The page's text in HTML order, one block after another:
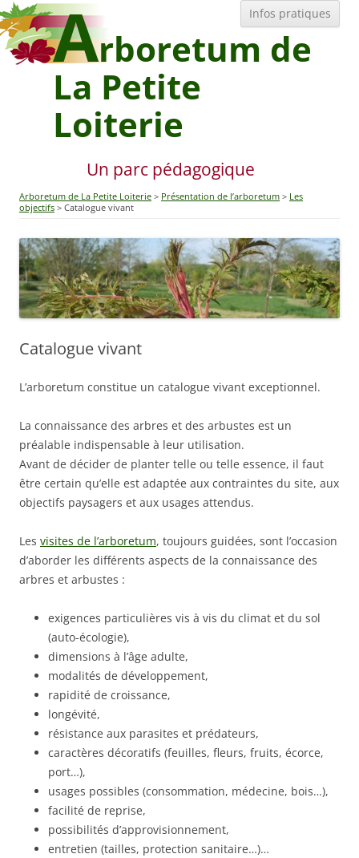
Infos pratiques
Arboretum de
La Petite
Loiterie
Un parc pédagogique
Arboretum de La Petite Loiterie Présentation de l’arboretum
Les
objectifs
Catalogue vivant
Catalogue vivant
L’arboretum constitue un catalogue vivant exceptionnel.
La connaissance des arbres et des arbustes est un
préalable indispensable à leur utilisation.
Avant de décider de planter telle ou telle essence, il faut
être certain qu’elle est adaptée aux contraintes du site, aux
objectifs paysagers et aux usages attendus.
Les visites de l’arboretum, toujours guidées, sont l’occasion
d’aborder les différents aspects de la connaissance des
arbres et arbustes :
exigences particulières vis à vis du climat et du sol
(auto-écologie),
dimensions à l’âge adulte,
modalités de développement,
rapidité de croissance,
longévité,
résistance aux parasites et prédateurs,
caractères décoratifs (feuilles, fleurs, fruits, écorce,
port…),
usages possibles (consommation, médecine, bois…),
facilité de reprise,
possibilités d’approvisionnement,
entretien (tailles, protection sanitaire…)…